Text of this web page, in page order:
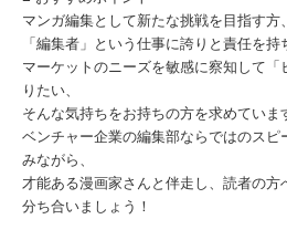
マンガ編集として新たな挑戦を目指す方
「編集者」という仕事に誇りと責任を持
マーケットのニーズを敏感に察知して
りたい、
そんな気持ちをお持ちの方を求めていま
ベンチャー企業の編集部ならではのスピ
みながら、
才能ある漫画家さんと伴走し、読者の方
分ち合いましょう！